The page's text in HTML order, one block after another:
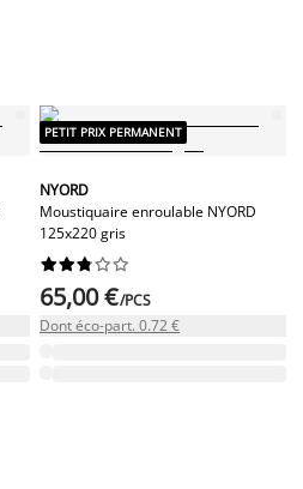
PETIT PRIX PERMANENT
NYORD
Moustiquaire enroulable NYORD
125x220 gris






65,00 €/PCS
Dont éco-part. 0.72 €